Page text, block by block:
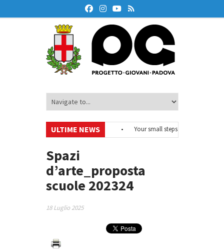
ULTIME NEWS
#EurodeskOnAir – Ciclo di webinar
Your small steps towards
di educazione finanziaria
• Oxford Debate Lab – Borse di studio 2026/27
Spazi
d’arte_proposta
scuole 202324
18 Luglio 2025